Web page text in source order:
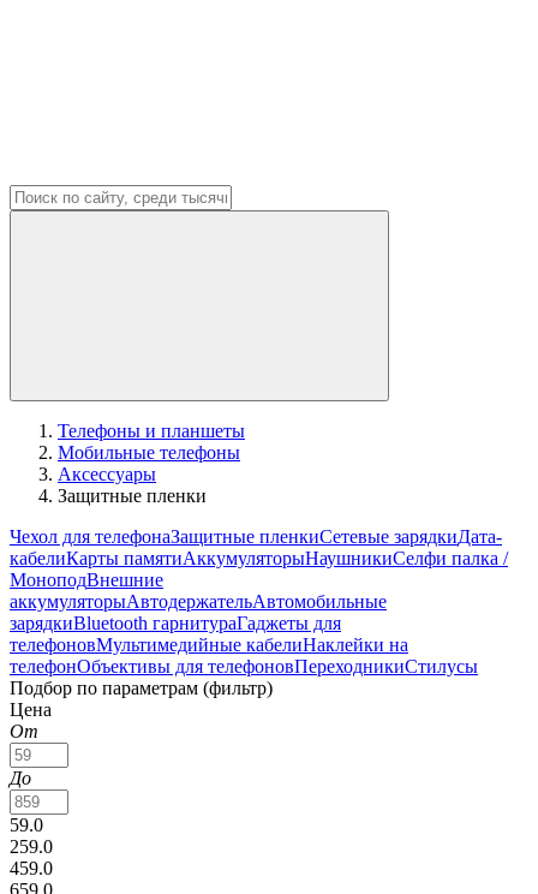
Телефоны и планшеты
Мобильные телефоны
Аксессуары
Защитные пленки
Чехол для телефонаЗащитные пленкиСетевые зарядкиДата-
кабелиКарты памятиАккумуляторыНаушникиСелфи палка /
МоноподВнешние
аккумуляторыАвтодержательАвтомобильные
зарядкиBluetooth гарнитураГаджеты для
телефоновМультимедийные кабелиНаклейки на
телефонОбъективы для телефоновПереходникиСтилусы
Подбор по параметрам (фильтр)
Цена
От
До
59.0
259.0
459.0
659.0